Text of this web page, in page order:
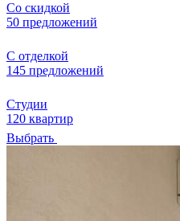
Со скидкой
50 предложений
С отделкой
145 предложений
Студии
120 квартир
Выбрать